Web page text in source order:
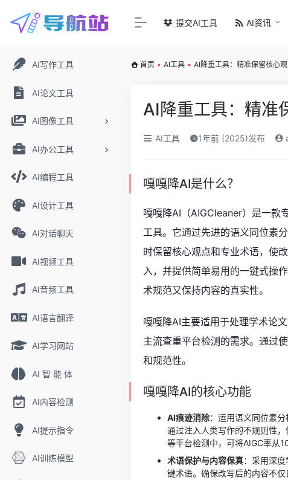
AI写作工具
AI论文工具
AI图像工具
AI办公工具
AI编程工具
AI设计工具
AI对话聊天
AI视频工具
AI音频工具
AI语言翻译
AI学习网站
AI 智 能 体
AI内容检测
AI提示指令
AI训练模型
提交AI工具 AI资讯
首页 • AI工具 • AI降重工具：精准保留核心
AI降重工具：精准
AI工具 1年前 (2025)发布
嘎嘎降AI是什么？
嘎嘎降AI（AIGCleaner）是一款
工具。它通过先进的语义同位素
时保留核心观点和专业术语，使
入，并提供简单易用的一键式操
术规范又保持内容的真实性。
嘎嘎降AI主要适用于处理学术论
主流查重平台检测的需求。通过
和规范性。
嘎嘎降AI的核心功能
AI痕迹消除：运用语义同位素分
通过注入人类写作的不规则性
等平台检测中，可将AIGC率从
术语保护与内容保真：采用深
键术语。确保改写后的内容不